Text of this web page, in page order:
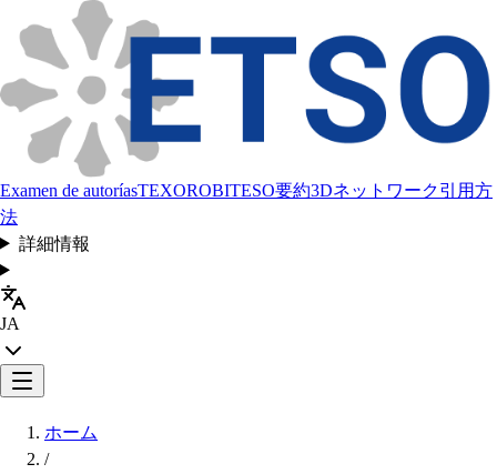
Examen de autoríasTEXOROBITESO要約3Dネットワーク引用方
法
詳細情報
JA
ホーム
/